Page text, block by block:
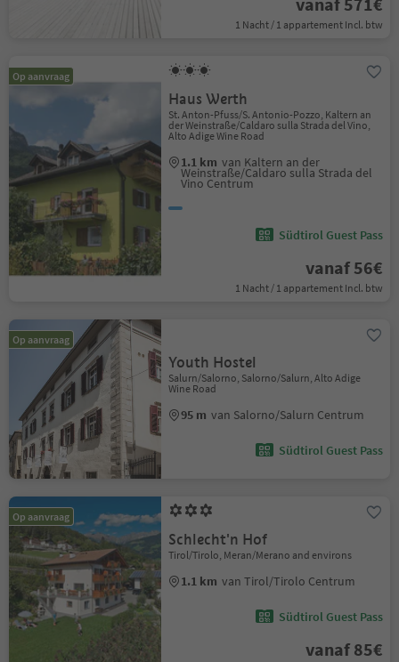
1 Nacht / 1 appartement Incl. btw
Op aanvraag
Haus Werth
St. Anton-Pfuss/S. Antonio-Pozzo, Kaltern an
der Weinstraße/Caldaro sulla Strada del Vino,
Alto Adige Wine Road
1.1 km van Kaltern an der
Weinstraße/Caldaro sulla Strada del
Vino Centrum
Südtirol Guest Pass
vanaf 56€
1 Nacht / 1 appartement Incl. btw
Op aanvraag
Youth Hostel
Salurn/Salorno, Salorno/Salurn, Alto Adige
Wine Road
95 m van Salorno/Salurn Centrum
Südtirol Guest Pass
Op aanvraag
Schlecht'n Hof
Tirol/Tirolo, Meran/Merano and environs
1.1 km van Tirol/Tirolo Centrum
Südtirol Guest Pass
vanaf 85€